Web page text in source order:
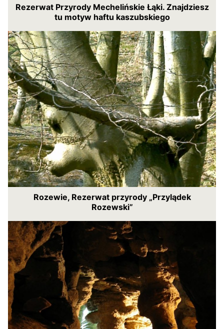
Rezerwat Przyrody Mechelińskie Łąki. Znajdziesz
tu motyw haftu kaszubskiego
Rozewie, Rezerwat przyrody „Przylądek
Rozewski”